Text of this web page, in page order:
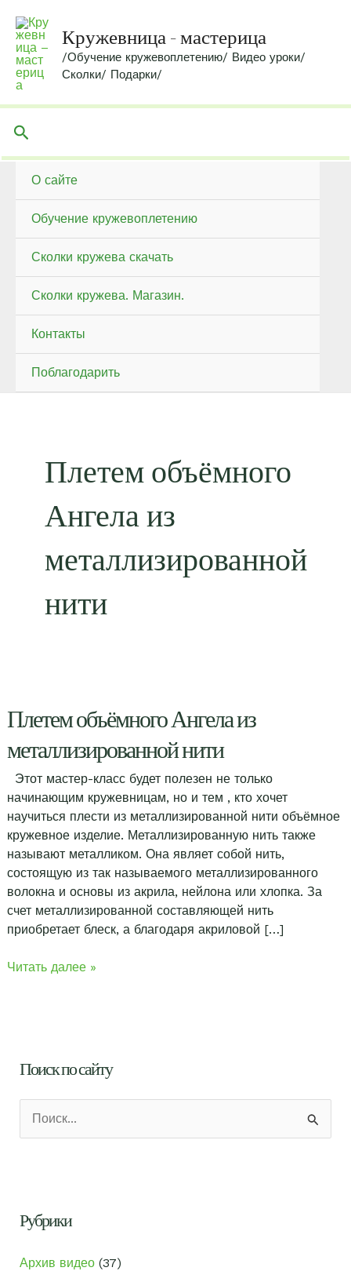
содержимомуКружевница - мастерица
/Обучение кружевоплетению/ Видео уроки/
Сколки/ Подарки/
Поиск
О сайте
Обучение кружевоплетению
Сколки кружева скачать
Сколки кружева. Магазин.
Контакты
Поблагодарить
Плетем объёмного
Ангела из
металлизированной
нити
Плетем объёмного Ангела из
металлизированной нити
Этот мастер-класс будет полезен не только
начинающим кружевницам, но и тем , кто хочет
научиться плести из металлизированной нити объёмное
кружевное изделие. Металлизированную нить также
называют металликом. Она являет собой нить,
состоящую из так называемого металлизированного
волокна и основы из акрила, нейлона или хлопка. За
счет металлизированной составляющей нить
приобретает блеск, а благодаря акриловой […]
Плетем
нити
Читать далее »
Поиск по сайту
о
Рубрики
Архив видео(37)